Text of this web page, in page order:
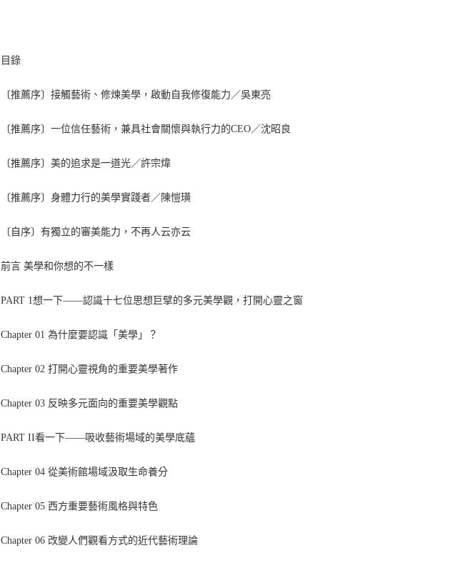
目錄
〔推薦序〕接觸藝術、修煉美學，啟動自我修復能力／吳東亮
〔推薦序〕一位信任藝術，兼具社會關懷與執行力的CEO／沈昭良
〔推薦序〕美的追求是一道光／許宗煒
〔推薦序〕身體力行的美學實踐者／陳愷璜
〔自序〕有獨立的審美能力，不再人云亦云
前言 美學和你想的不一樣
PART 1想一下——認識十七位思想巨擘的多元美學觀，打開心靈之窗
Chapter 01 為什麼要認識「美學」？
Chapter 02 打開心靈視角的重要美學著作
Chapter 03 反映多元面向的重要美學觀點
PART II看一下——吸收藝術場域的美學底蘊
Chapter 04 從美術館場域汲取生命養分
Chapter 05 西方重要藝術風格與特色
Chapter 06 改變人們觀看方式的近代藝術理論